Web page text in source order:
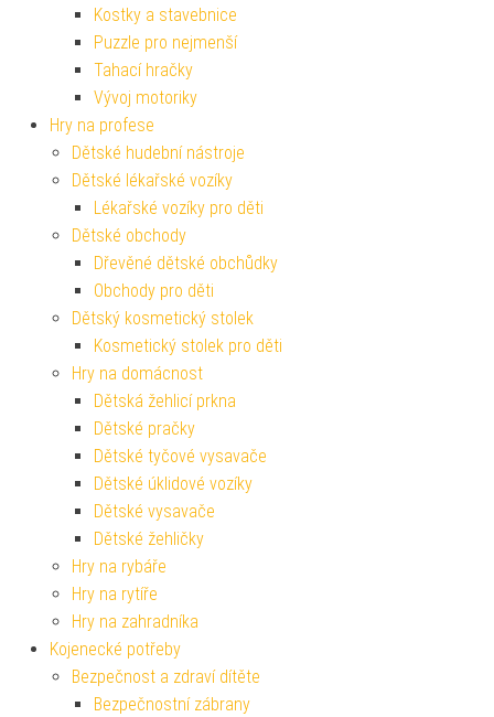
Kostky a stavebnice
Puzzle pro nejmenší
Tahací hračky
Vývoj motoriky
Hry na profese
Dětské hudební nástroje
Dětské lékařské vozíky
Lékařské vozíky pro děti
Dětské obchody
Dřevěné dětské obchůdky
Obchody pro děti
Dětský kosmetický stolek
Kosmetický stolek pro děti
Hry na domácnost
Dětská žehlicí prkna
Dětské pračky
Dětské tyčové vysavače
Dětské úklidové vozíky
Dětské vysavače
Dětské žehličky
Hry na rybáře
Hry na rytíře
Hry na zahradníka
Kojenecké potřeby
Bezpečnost a zdraví dítěte
Bezpečnostní zábrany